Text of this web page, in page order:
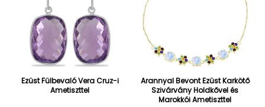
Ezüst Fülbevaló Vera Cruz-i
Ametiszttel
Arannyal Bevont Ezüst Karkötő
Szivárvány Holdkővel és
Marokkói Ametiszttel